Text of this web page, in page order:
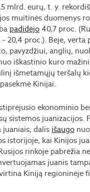
mlrd. eurų, t. y.
muitinės duomenys
padidėjo 40,7 proc.
20,4 proc.). Beje,
pavyzdžiui, anglių,
iškastinio kuro
išmetamųjų teršalų
Kinijai.
ekonominio
sistemos juanizacijos.
dalis išaugo
istorijoje, kai Kinijos
rinkoje pabrėžia
juanis
Kiniją regioninėje